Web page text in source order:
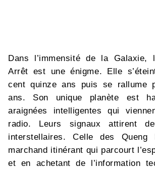
Dans l’immensité de la Galaxie,
Arrêt est une énigme. Elle
cent quinze ans puis se rallume
ans. Son unique planète est
araignées intelligentes qui
radio. Leurs signaux attirent
interstellaires. Celle des Queng
marchand itinérant qui parcourt
et en achetant de l’information